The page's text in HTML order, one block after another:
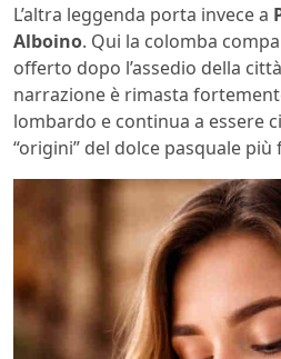
L’altra leggenda porta invece a
Alboino. Qui la colomba
offerto dopo l’assedio della
narrazione è rimasta
lombardo e continua a essere
“origini” del dolce pasquale più